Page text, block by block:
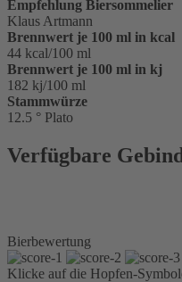
Empfehlung Biersommelier
Klaus Artmann
Brennwert je 100 ml in kcal
44 kcal/100 ml
Brennwert je 100 ml in kj
182 kj/100 ml
Stammwürze
12.5 ° Plato
Verfügbare
Bierbewertung
Klicke auf die Hopfen-